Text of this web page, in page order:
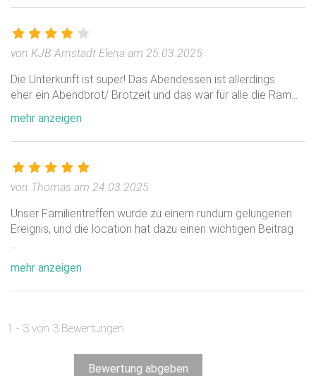
von KJB Arnstadt Elena am 25.03.2025
Die Unterkunft ist super! Das Abendessen ist allerdings
eher ein Abendbrot/ Brotzeit und das war für alle die Ram...
mehr anzeigen
von Thomas am 24.03.2025
Unser Familientreffen wurde zu einem rundum gelungenen
Ereignis, und die location hat dazu einen wichtigen Beitrag
...
mehr anzeigen
1 - 3 von 3 Bewertungen
Bewertung abgeben